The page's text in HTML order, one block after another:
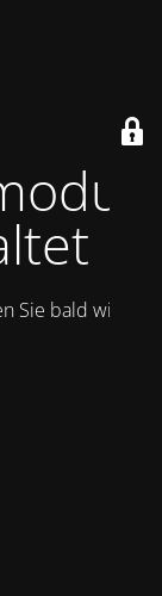
Sie bald wieder.